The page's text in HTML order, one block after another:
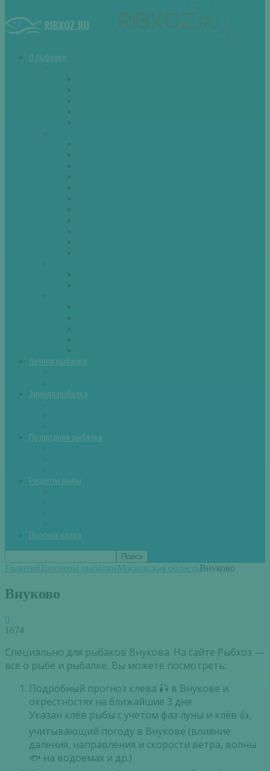
О рыбалке
Летняя рыбалка
Зимняя рыбалка
Подводная рыбалка
Рецепты рыбы
Прогноз клева
ГлавнаяПрогнозы рыбалкиМосковская областьВнуково
Внуково
0
1674
Специально для рыбаков Внукова. На сайте Рыбхоз —
все о рыбе и рыбалке, Вы можете посмотреть:
Подробный прогноз клева 🎣 в Внукове и
окрестностях на ближайшие 3 дня
Указан клёв рыбы с учетом фаз луны и клёв 👍,
учитывающий погоду в Внукове (влияние
даления, направления и скорости ветра, волны
🐟 на водоемах и др.)